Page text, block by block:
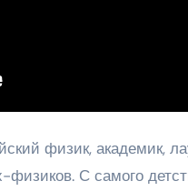
физик, академик,
С самого